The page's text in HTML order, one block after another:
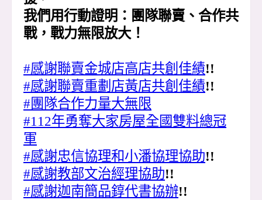
我們用行動證明：團隊聯賣、合作共
戰，戰力無限放大！
#感謝聯賣金城店高店共創佳績!!
#感謝聯賣重劃店黃店共創佳績!!
#團隊合作力量大無限
#112年勇奪大家房屋全國雙料總冠
軍
#感謝忠信協理和小潘協理協助!!
#感謝教部文治經理協助!!
#感謝迦南簡品錞代書協辦!!